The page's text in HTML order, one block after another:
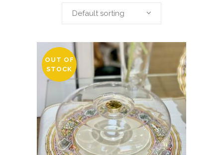
Default sorting
OUT OF
STOCK